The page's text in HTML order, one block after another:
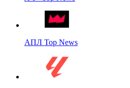
АПЛ Top News